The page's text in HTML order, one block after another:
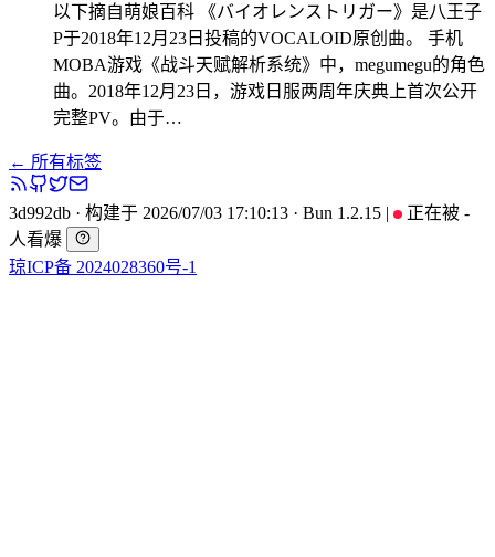
以下摘自萌娘百科 《バイオレンストリガー》是八王子
P于2018年12月23日投稿的VOCALOID原创曲。 手机
MOBA游戏《战斗天赋解析系统》中，megumegu的角色
曲。2018年12月23日，游戏日服两周年庆典上首次公开
完整PV。由于…
← 所有标签
3d992db · 构建于 2026/07/03 17:10:13 · Bun 1.2.15 | 正在被 -
人看爆
琼ICP备 2024028360号-1